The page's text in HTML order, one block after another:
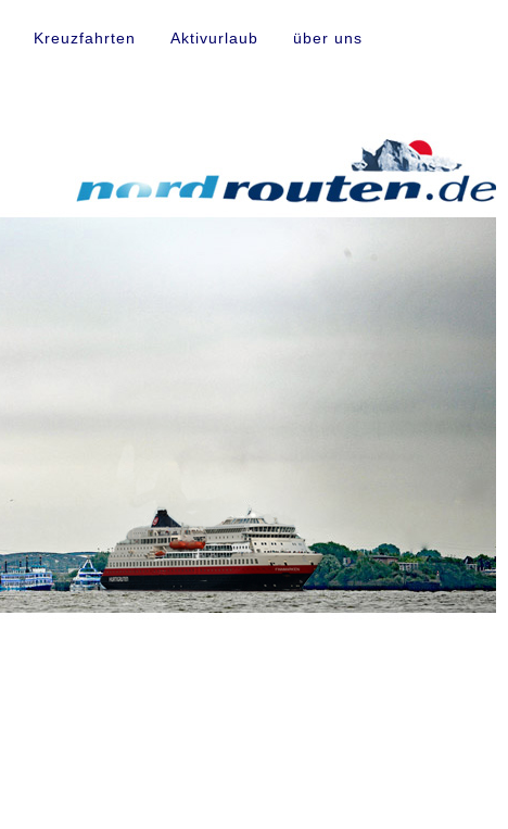
Kreuzfahrten Aktivurlaub über uns